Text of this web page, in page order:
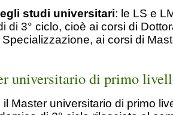
studi universitari: le LS e
di 3° ciclo, cioè ai corsi di
ai corsi di
universitario di primo
il Master universitario di primo